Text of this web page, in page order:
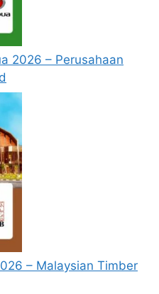
akademik,
semasa dan gaji
berukuran
sijil-sijil berkaitan)
mendaftar dan
disenaraikan
semula
masih
permohonan sila
register
yang diminta
tepat.
pemohon yang
dipanggil ke
2026 – Perusahaan
– Malaysian Timber